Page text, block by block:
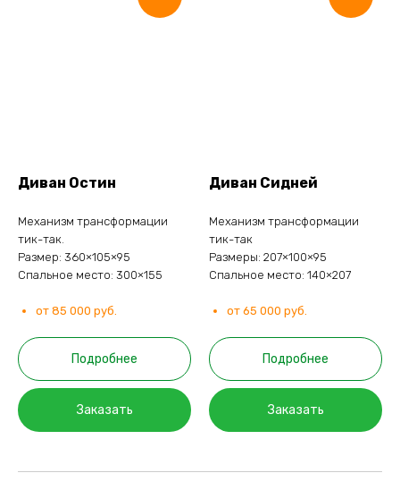
Диван Остин
Механизм трансформации
тик-так.
Размер: 360×105×95
Спальное место: 300×155
от 85 000 руб.
Подробнее
Заказать
Диван Сидней
Механизм трансформации
тик-так
Размеры: 207×100×95
Спальное место: 140×207
от 65 000 руб.
Подробнее
Заказать